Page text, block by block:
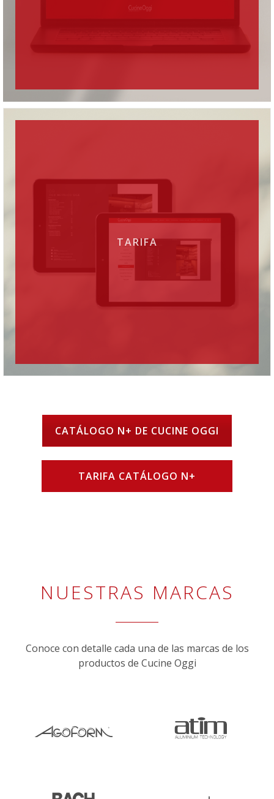
TARIFA
CATÁLOGO N+ DE CUCINE OGGI
TARIFA CATÁLOGO N+
NUESTRAS MARCAS
Conoce con detalle cada una de las marcas de los
productos de Cucine Oggi